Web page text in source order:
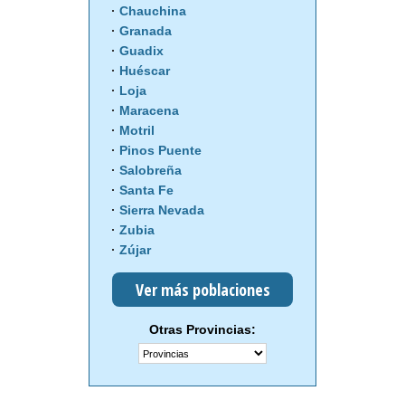
Chauchina
Granada
Guadix
Huéscar
Loja
Maracena
Motril
Pinos Puente
Salobreña
Santa Fe
Sierra Nevada
Zubia
Zújar
Ver más poblaciones
Otras Provincias: